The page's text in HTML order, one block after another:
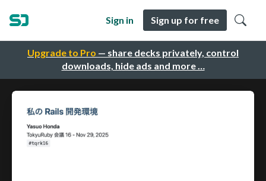
Upgrade to Pro — share decks privately, control
downloads, hide ads and more …
Sign in Sign up for free